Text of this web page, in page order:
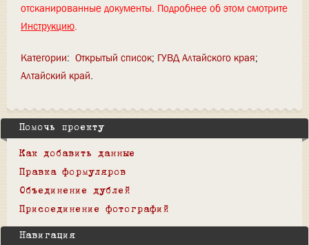
отсканированные документы. Подробнее об этом смотрите
Инструкцию.
Категории: Открытый список ГУВД Алтайского края
Алтайский край
Помочь проекту
Как добавить данные
Правка формуляров
Объединение дублей
Присоединение фотографий
Навигация